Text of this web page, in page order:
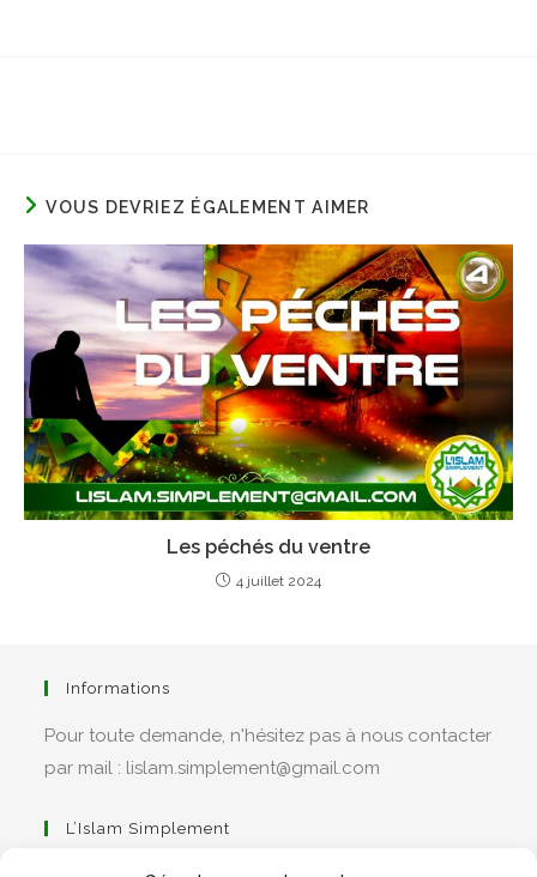
VOUS DEVRIEZ ÉGALEMENT AIMER
Les péchés du ventre
4 juillet 2024
Informations
Pour toute demande, n'hésitez pas à nous contacter
par mail : lislam.simplement@gmail.com
L’Islam Simplement